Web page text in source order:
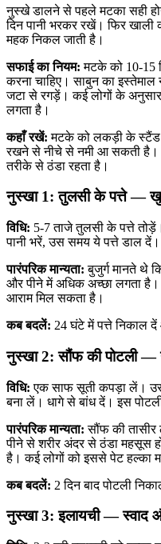
नुस्खे डालने से पहले मटका सही
दिन पानी भरकर रखें। फिर
महक निकल जाती है।
सफाई का नियम: मटके को 10-15
करना चाहिए। साबुन का
जटा से रगड़ें। कई लोगों के अनुसार
लगता है।
कहाँ रखें: मटके को लकड़ी के स्टैंड
रखने से नीचे से नमी आ सकती है।
तरीके से ठंडा रहता है।
नुस्खा 1: तुलसी के पत्ते —
विधि: 5-7 ताजे तुलसी के पत्ते
पानी भरें, उस समय ये पत्ते डाल दें।
पारंपरिक मान्यता: बुजुर्ग मानते थे
और पीने में अधिक अच्छा लगता
आराम मिल सकता है।
कब बदलें: 24 घंटे में पत्ते निकाल
नुस्खा 2: सौंफ की पोटली —
विधि: एक साफ सूती कपड़ा लें।
बना लें। धागे से बांध दें। इस
पारंपरिक मान्यता: सौंफ की तासीर
पीने से शरीर अंदर से ठंडा महसूस
है। कई लोगों को इससे पेट हल्का
कब बदलें: 2 दिन बाद पोटली
नुस्खा 3: इलायची — स्वाद